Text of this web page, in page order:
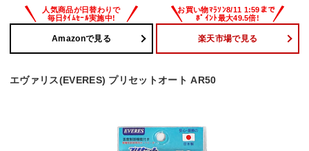
Amazonで見る 楽天市場で見る
エヴァリス(EVERES) プリセットオート AR50